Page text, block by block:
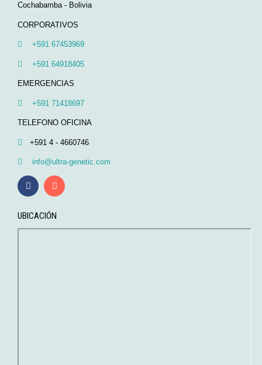
Cochabamba - Bolivia
CORPORATIVOS
+591 67453969
+591 64918405
EMERGENCIAS
+591 71418697
TELEFONO OFICINA
+591 4 - 4660746
info@ultra-genetic.com
UBICACIÓN